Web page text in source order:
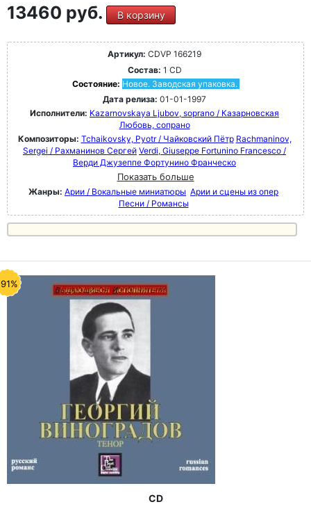
13460 руб. В корзину
Артикул: CDVP 166219
Состав: 1 CD
Состояние: Новое. Заводская упаковка.
Дата релиза: 01-01-1997
Исполнители: Kazarnovskaya Ljubov, soprano / Казарновская
Любовь, сопрано
Композиторы: Tchaikovsky, Pyotr / Чайковский Пётр Rachmaninov,
Sergei / Рахманинов Сергей Verdi, Giuseppe Fortunino Francesco /
Верди Джузеппе Фортунино Франческо
Показать больше
Жанры: Арии / Вокальные миниатюры Арии и сцены из опер
Песни / Романсы
CD